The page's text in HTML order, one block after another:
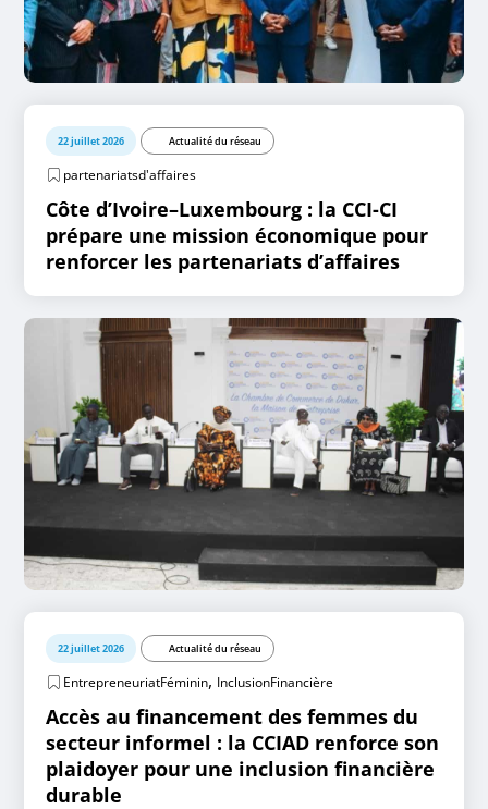
22 juillet 2026 Actualité du réseau
partenariatsd'affaires
Côte d’Ivoire–Luxembourg : la CCI-CI
prépare une mission économique pour
renforcer les partenariats d’affaires
22 juillet 2026 Actualité du réseau
EntrepreneuriatFéminin, InclusionFinancière
Accès au financement des femmes du
secteur informel : la CCIAD renforce son
plaidoyer pour une inclusion financière
durable